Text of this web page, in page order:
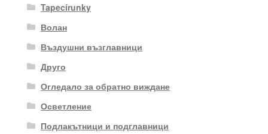
Tapecírunky
Волан
Въздушни възглавници
Друго
Огледало за обратно виждане
Осветление
Подлакътници и подглавници